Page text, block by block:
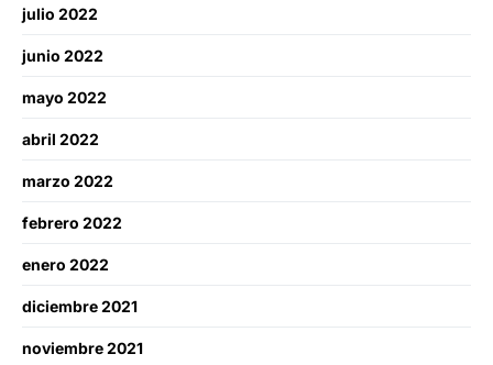
julio 2022
junio 2022
mayo 2022
abril 2022
marzo 2022
febrero 2022
enero 2022
diciembre 2021
noviembre 2021